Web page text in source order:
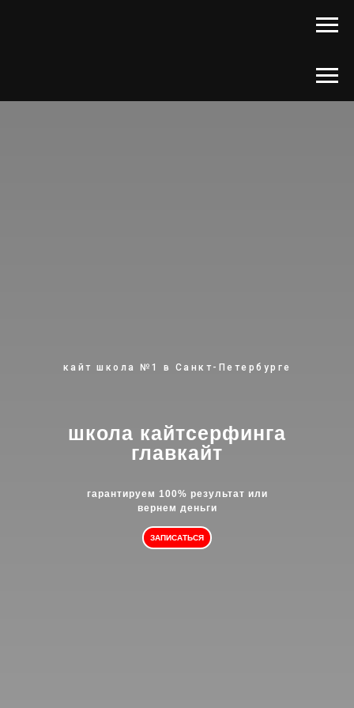
школа кайтсерфинга
главкайт
гарантируем 100% результат или
вернем деньги
кайт школа №1 в Санкт-Петербурге
ЗАПИСАТЬСЯ